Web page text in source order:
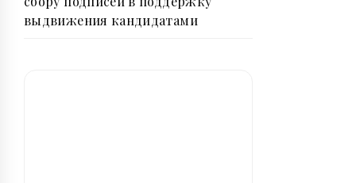
выдвижения кандидатами